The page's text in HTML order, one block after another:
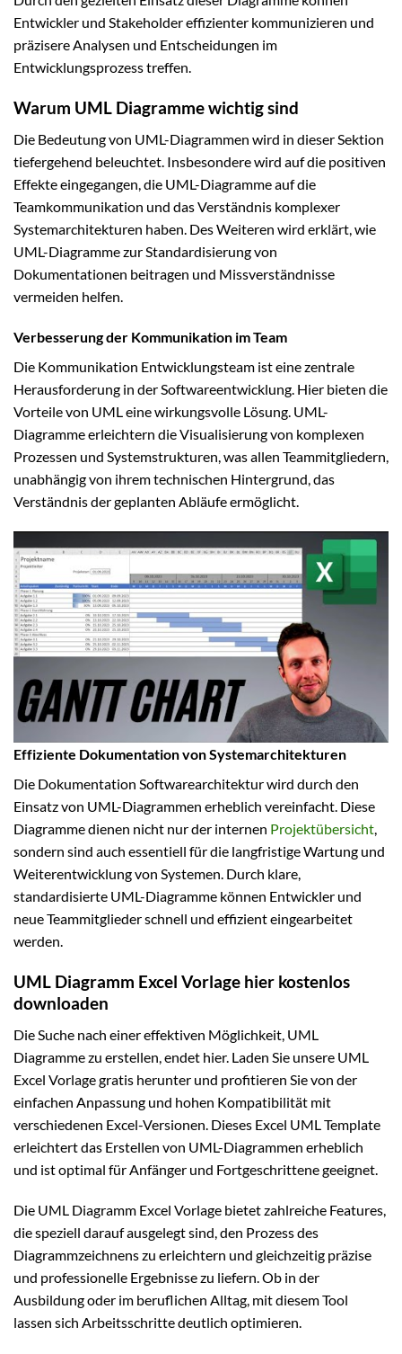
Entwickler und Stakeholder effizienter kommunizieren und
präzisere Analysen und Entscheidungen im
Entwicklungsprozess treffen.
Warum UML Diagramme wichtig sind
Die Bedeutung von UML-Diagrammen wird in dieser Sektion
tiefergehend beleuchtet. Insbesondere wird auf die positiven
Effekte eingegangen, die UML-Diagramme auf die
Teamkommunikation und das Verständnis komplexer
Systemarchitekturen haben. Des Weiteren wird erklärt, wie
UML-Diagramme zur Standardisierung von
Dokumentationen beitragen und Missverständnisse
vermeiden helfen.
Verbesserung der Kommunikation im Team
Die Kommunikation Entwicklungsteam ist eine zentrale
Herausforderung in der Softwareentwicklung. Hier bieten die
Vorteile von UML eine wirkungsvolle Lösung. UML-
Diagramme erleichtern die Visualisierung von komplexen
Prozessen und Systemstrukturen, was allen Teammitgliedern,
unabhängig von ihrem technischen Hintergrund, das
Verständnis der geplanten Abläufe ermöglicht.
Effiziente Dokumentation von Systemarchitekturen
Die Dokumentation Softwarearchitektur wird durch den
Einsatz von UML-Diagrammen erheblich vereinfacht. Diese
Diagramme dienen nicht nur der internen Projektübersicht,
sondern sind auch essentiell für die langfristige Wartung und
Weiterentwicklung von Systemen. Durch klare,
standardisierte UML-Diagramme können Entwickler und
neue Teammitglieder schnell und effizient eingearbeitet
werden.
UML Diagramm Excel Vorlage hier kostenlos
downloaden
Die Suche nach einer effektiven Möglichkeit, UML
Diagramme zu erstellen, endet hier. Laden Sie unsere UML
Excel Vorlage gratis herunter und profitieren Sie von der
einfachen Anpassung und hohen Kompatibilität mit
verschiedenen Excel-Versionen. Dieses Excel UML Template
erleichtert das Erstellen von UML-Diagrammen erheblich
und ist optimal für Anfänger und Fortgeschrittene geeignet.
Die UML Diagramm Excel Vorlage bietet zahlreiche Features,
die speziell darauf ausgelegt sind, den Prozess des
Diagrammzeichnens zu erleichtern und gleichzeitig präzise
und professionelle Ergebnisse zu liefern. Ob in der
Ausbildung oder im beruflichen Alltag, mit diesem Tool
lassen sich Arbeitsschritte deutlich optimieren.